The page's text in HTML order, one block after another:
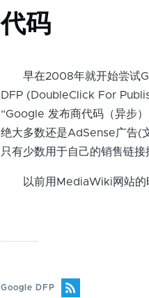
代码
早在2008年就开始尝试
DFP (DoubleClick For
“Google 发布商代码（异步
绝大多数还是AdSense广告(
只有少数用于自己的销售链接
以前用MediaWiki网站的
Google DFP